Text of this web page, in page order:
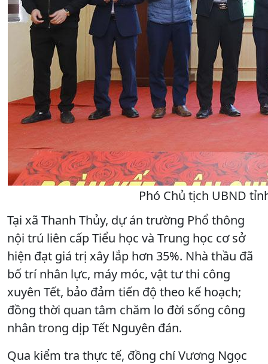
Phó Chủ tịch UBND
Tại xã Thanh Thủy, dự án trường Phổ thông
nội trú liên cấp Tiểu học và Trung học cơ sở
hiện đạt giá trị xây lắp hơn 35%. Nhà thầu đã
bố trí nhân lực, máy móc, vật tư thi công
xuyên Tết, bảo đảm tiến độ theo kế hoạch;
đồng thời quan tâm chăm lo đời sống công
nhân trong dịp Tết Nguyên đán.
Qua kiểm tra thực tế, đồng chí Vương Ngọc